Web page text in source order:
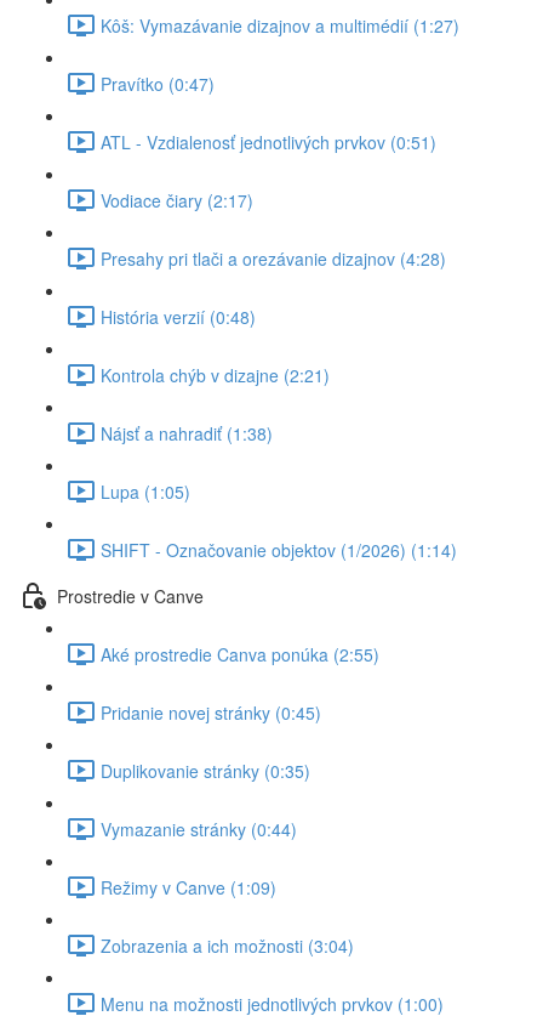
Kôš: Vymazávanie dizajnov a multimédií (1:27)
Pravítko (0:47)
ATL - Vzdialenosť jednotlivých prvkov (0:51)
Vodiace čiary (2:17)
Presahy pri tlači a orezávanie dizajnov (4:28)
História verzií (0:48)
Kontrola chýb v dizajne (2:21)
Nájsť a nahradiť (1:38)
Lupa (1:05)
SHIFT - Označovanie objektov (1/2026) (1:14)
Prostredie v Canve
Aké prostredie Canva ponúka (2:55)
Pridanie novej stránky (0:45)
Duplikovanie stránky (0:35)
Vymazanie stránky (0:44)
Režimy v Canve (1:09)
Zobrazenia a ich možnosti (3:04)
Menu na možnosti jednotlivých prvkov (1:00)